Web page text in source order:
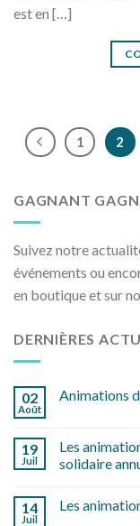
est en […]
1 2
GAGNANT
Suivez notre
événements ou
en boutique et sur
DERNIÈRES
02
Août
Animations
19
Juil
Les
solidaire
14
Juil
Les